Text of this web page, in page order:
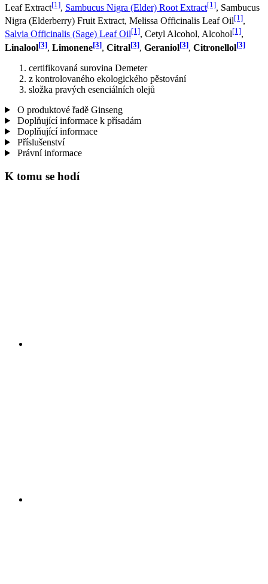
Leaf Extract[1], Sambucus Nigra (Elder) Root Extract[1], Sambucus
Nigra (Elderberry) Fruit Extract, Melissa Officinalis Leaf Oil[1],
Salvia Officinalis (Sage) Leaf Oil[1], Cetyl Alcohol, Alcohol[1],
Linalool[3], Limonene[3], Citral[3], Geraniol[3], Citronellol[3]
certifikovaná surovina Demeter
z kontrolovaného ekologického pěstování
složka pravých esenciálních olejů
O produktové řadě Ginseng
Doplňující informace k přísadám
Doplňující informace
Příslušenství
Právní informace
K tomu se hodí